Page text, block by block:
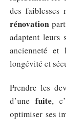
des faiblesses
rénovation
adaptent leurs
ancienneté et
longévité et
Prendre les
d’une fuite,
optimiser ses